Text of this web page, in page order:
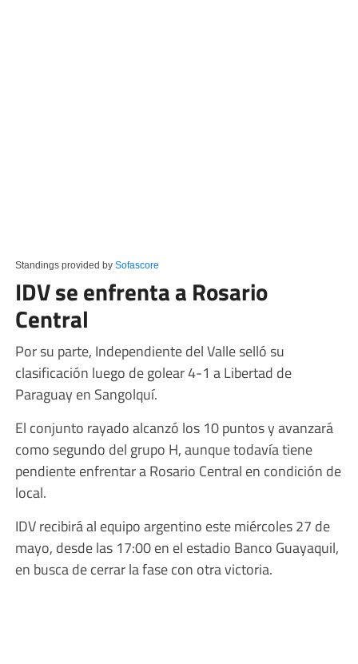
Standings provided by Sofascore
IDV se enfrenta a Rosario
Central
Por su parte, Independiente del Valle selló su
clasificación luego de golear 4-1 a Libertad de
Paraguay en Sangolquí.
El conjunto rayado alcanzó los 10 puntos y avanzará
como segundo del grupo H, aunque todavía tiene
pendiente enfrentar a Rosario Central en condición de
local.
IDV recibirá al equipo argentino este miércoles 27 de
mayo, desde las 17:00 en el estadio Banco Guayaquil,
en busca de cerrar la fase con otra victoria.